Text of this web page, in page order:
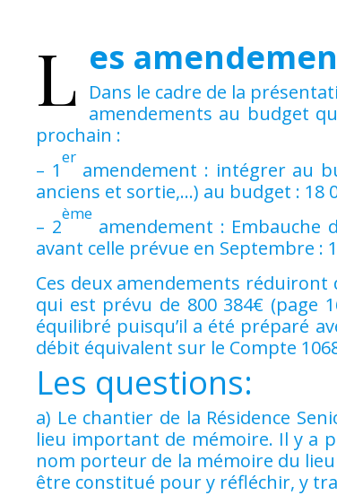
L es
Dans le cadre de la
amendements au budget
prochain :
– 1
er
amendement : intégrer au
anciens et sortie,…) au budget : 18
– 2
ème
amendement : Embauche
avant celle prévue en Septembre :
Ces deux amendements réduiront
qui est prévu de 800 384€ (page
équilibré puisqu’il a été préparé
débit équivalent sur le Compte
Les questions:
a) Le chantier de la Résidence
lieu important de mémoire. Il y a
nom porteur de la mémoire du
être constitué pour y réfléchir, y